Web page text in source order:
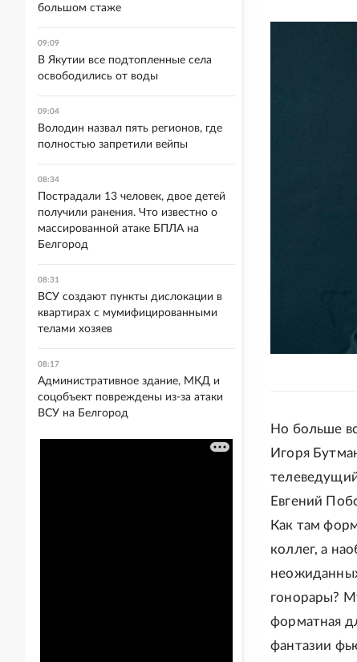
Но больше
Игоря
Евгений
Как там
коллег, а
гонорары?
форматная
фантазии
большом стаже
09:09
В Якутии все подтопленные села
освободились от воды
09:04
Володин назвал пять регионов, где
полностью запретили вейпы
08:34
Пострадали 13 человек, двое детей
получили ранения. Что известно о
массированной атаке БПЛА на
Белгород
08:31
ВСУ создают пункты дислокации в
квартирах с мумифицированными
телами хозяев
08:17
Административное здание, МКД и
соцобъект повреждены из-за атаки
ВСУ на Белгород